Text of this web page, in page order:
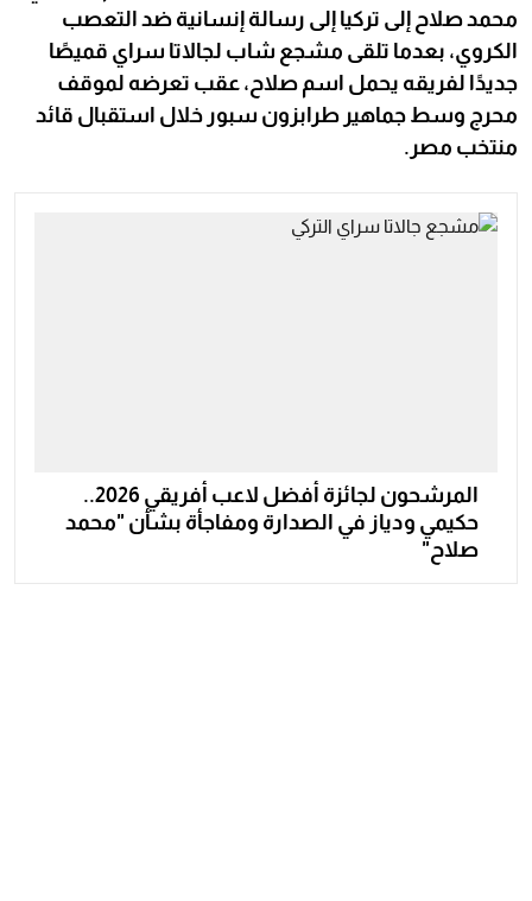
محمد صلاح إلى تركيا إلى رسالة إنسانية ضد التعصب
الكروي، بعدما تلقى مشجع شاب لجالاتا سراي قميصًا
جديدًا لفريقه يحمل اسم صلاح، عقب تعرضه لموقف
محرج وسط جماهير طرابزون سبور خلال استقبال قائد
منتخب مصر.
المرشحون لجائزة أفضل لاعب أفريقي 2026..
حكيمي ودياز في الصدارة ومفاجأة بشأن "محمد
صلاح"